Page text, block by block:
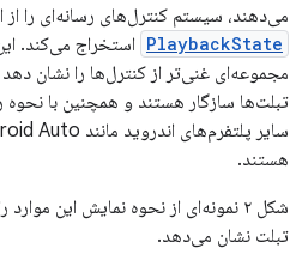
می‌دهند، سیستم کنترل‌های رسانه‌ای را
PlaybackState استخراج می‌کند.
مجموعه‌ای غنی‌تر از کنترل‌ها را نشان
تبلت‌ها سازگار هستند و همچنین با نحوه
هستند.
شکل ۲ نمونه‌ای از نحوه نمایش این
تبلت نشان می‌دهد.